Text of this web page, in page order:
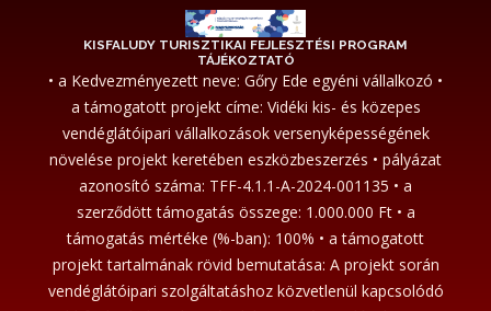
KISFALUDY TURISZTIKAI FEJLESZTÉSI PROGRAM
TÁJÉKOZTATÓ
• a Kedvezményezett neve: Gőry Ede egyéni vállalkozó •
a támogatott projekt címe: Vidéki kis- és közepes
vendéglátóipari vállalkozások versenyképességének
növelése projekt keretében eszközbeszerzés • pályázat
azonosító száma: TFF-4.1.1-A-2024-001135 • a
szerződött támogatás összege: 1.000.000 Ft • a
támogatás mértéke (%-ban): 100% • a támogatott
projekt tartalmának rövid bemutatása: A projekt során
vendéglátóipari szolgáltatáshoz közvetlenül kapcsolódó